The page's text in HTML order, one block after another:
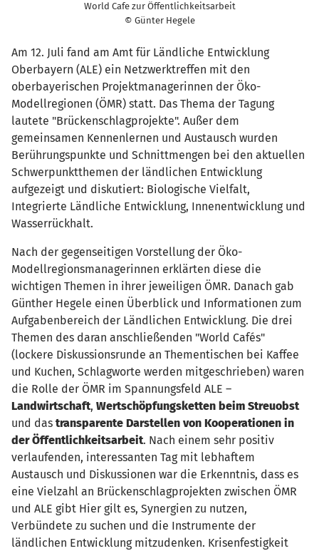
World Cafe zur Öffentlichkeitsarbeit
© Günter Hegele
Am 12. Juli fand am Amt für Ländliche Entwicklung
Oberbayern (ALE) ein Netzwerktreffen mit den
oberbayerischen Projektmanagerinnen der Öko-
Modellregionen (ÖMR) statt. Das Thema der Tagung
lautete "Brückenschlagprojekte". Außer dem
gemeinsamen Kennenlernen und Austausch wurden
Berührungspunkte und Schnittmengen bei den aktuellen
Schwerpunktthemen der ländlichen Entwicklung
aufgezeigt und diskutiert: Biologische Vielfalt,
Integrierte Ländliche Entwicklung, Innenentwicklung und
Wasserrückhalt.
Nach der gegenseitigen Vorstellung der Öko-
Modellregionsmanagerinnen erklärten diese die
wichtigen Themen in ihrer jeweiligen ÖMR. Danach gab
Günther Hegele einen Überblick und Informationen zum
Aufgabenbereich der Ländlichen Entwicklung. Die drei
Themen des daran anschließenden "World Cafés"
(lockere Diskussionsrunde an Thementischen bei Kaffee
und Kuchen, Schlagworte werden mitgeschrieben) waren
die Rolle der ÖMR im Spannungsfeld ALE –
Landwirtschaft, Wertschöpfungsketten beim Streuobst
und das transparente Darstellen von Kooperationen in
der Öffentlichkeitsarbeit. Nach einem sehr positiv
verlaufenden, interessanten Tag mit lebhaftem
Austausch und Diskussionen war die Erkenntnis, dass es
eine Vielzahl an Brückenschlagprojekten zwischen ÖMR
und ALE gibt Hier gilt es, Synergien zu nutzen,
Verbündete zu suchen und die Instrumente der
ländlichen Entwicklung mitzudenken. Krisenfestigkeit